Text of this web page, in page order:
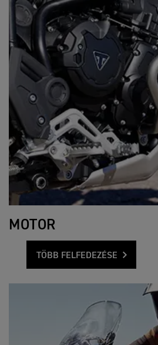
MOTOR
TÖBB FELFEDEZÉSE